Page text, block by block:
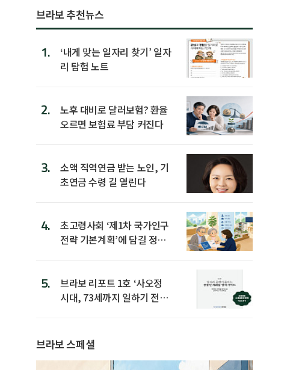
브라보 추천뉴스
1.
‘내게 맞는 일자리 찾기’ 일자
리 탐험 노트
2.
노후 대비로 달러보험? 환율
오르면 보험료 부담 커진다
3.
소액 직역연금 받는 노인, 기
초연금 수령 길 열린다
4.
초고령사회 ‘제1차 국가인구
전략 기본계획’에 담길 정책
5.
브라보 리포트 1호 ‘사오정
시대, 73세까지 일하기 전략’
브라보 스페셜